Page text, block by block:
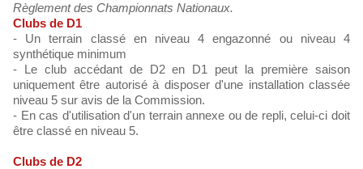
Règlement des Championnats Nationaux.
Clubs de D1
- Un terrain classé en niveau 4 engazonné ou niveau 4
synthétique minimum
- Le club accédant de D2 en D1 peut la première saison
uniquement être autorisé à disposer d'une installation classée
niveau 5 sur avis de la Commission.
- En cas d'utilisation d'un terrain annexe ou de repli, celui-ci doit
être classé en niveau 5.
Clubs de D2